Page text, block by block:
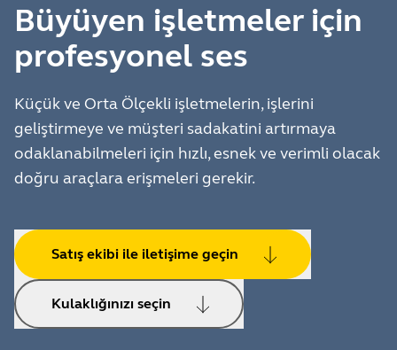
Büyüyen işletmeler için
profesyonel ses
Küçük ve Orta Ölçekli işletmelerin, işlerini
geliştirmeye ve müşteri sadakatini artırmaya
odaklanabilmeleri için hızlı, esnek ve verimli olacak
doğru araçlara erişmeleri gerekir.
Satış ekibi ile iletişime geçin
Kulaklığınızı seçin